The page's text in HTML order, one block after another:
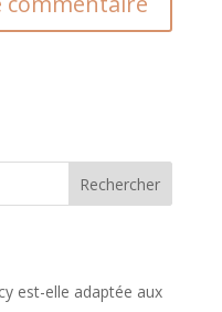
Rechercher
est-elle adaptée aux